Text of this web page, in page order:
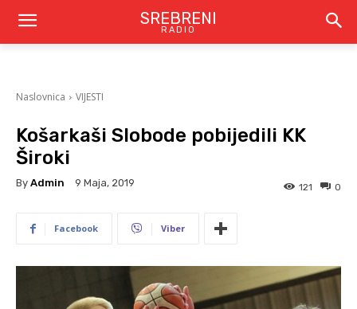
SREBRENI
RADIO
Naslovnica VIJESTI
Košarkaši Slobode pobijedili KK
Široki
By Admin 9 Maja, 2019 0
121
Facebook Viber